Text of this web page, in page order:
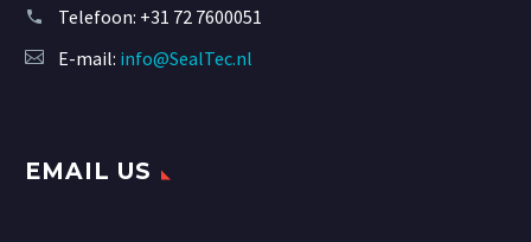
Telefoon: +31 72 7600051
E-mail: info@SealTec.nl
EMAIL US